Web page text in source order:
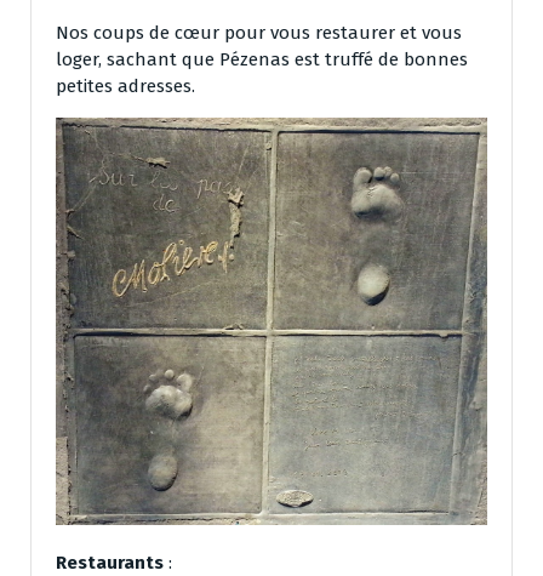
Nos coups de cœur pour vous restaurer et vous
loger, sachant que Pézenas est truffé de bonnes
petites adresses.
Restaurants :